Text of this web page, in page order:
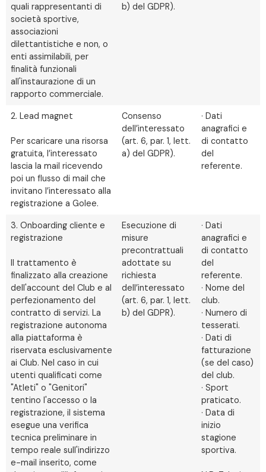
quali rappresentanti di
società sportive,
associazioni
dilettantistiche e non, o
enti assimilabili, per
finalità funzionali
all'instaurazione di un
rapporto commerciale.
b) del GDPR).
2. Lead magnet
Per scaricare una risorsa
gratuita, l’interessato
lascia la mail ricevendo
poi un flusso di mail che
invitano l’interessato alla
registrazione a Golee.
Consenso
dell’interessato
(art. 6, par. 1, lett.
a) del GDPR).
· Dati
anagrafici e
di contatto
del
referente.
3. Onboarding cliente e
registrazione
Il trattamento è
finalizzato alla creazione
dell'account del Club e al
perfezionamento del
contratto di servizi. La
registrazione autonoma
alla piattaforma è
riservata esclusivamente
ai Club. Nel caso in cui
utenti qualificati come
"Atleti" o "Genitori"
tentino l'accesso o la
registrazione, il sistema
esegue una verifica
tecnica preliminare in
tempo reale sull'indirizzo
e-mail inserito, come
Esecuzione di
misure
precontrattuali
adottate su
richiesta
dell’interessato
(art. 6, par. 1, lett.
b) del GDPR).
· Dati
anagrafici e
di contatto
del
referente.
· Nome del
club.
· Numero di
tesserati.
· Dati di
fatturazione
(se del caso)
del club.
· Sport
praticato.
· Data di
inizio
stagione
sportiva.